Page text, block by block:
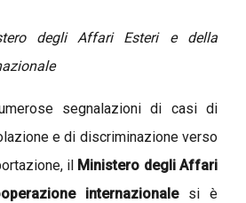
degli Affari Esteri e della
segnalazioni di casi di
e di discriminazione verso
il Ministero degli Affari
internazionale si è